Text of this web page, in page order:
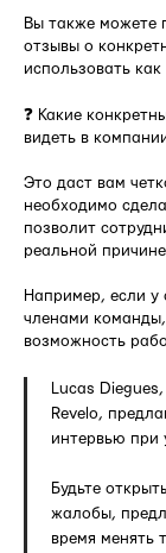
Вы также можете
отзывы о
использовать
❓ Какие
видеть в
Это даст вам
необходимо
позволит
реальной
Например, если у
членами
возможность
Lucas
Revelo,
интервью при
Будьте
жалобы,
время менять